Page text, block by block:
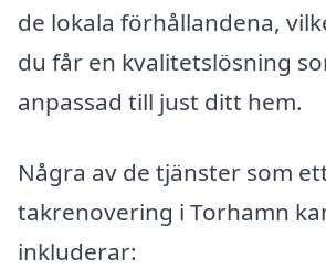
de lokala förhållandena,
du får en kvalitetslösning
anpassad till just ditt hem.
Några av de tjänster som
takrenovering i Torhamn
inkluderar: